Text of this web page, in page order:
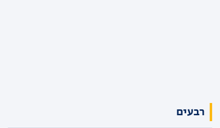
רבעים